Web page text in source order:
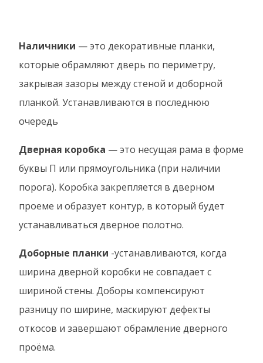
Наличники — это декоративные планки,
которые обрамляют дверь по периметру,
закрывая зазоры между стеной и доборной
планкой. Устанавливаются в последнюю
очередь
Дверная коробка — это несущая рама в форме
буквы П или прямоугольника (при наличии
порога). Коробка закрепляется в дверном
проеме и образует контур, в который будет
устанавливаться дверное полотно.
Доборные планки -устанавливаются, когда
ширина дверной коробки не совпадает с
шириной стены. Доборы компенсируют
разницу по ширине, маскируют дефекты
откосов и завершают обрамление дверного
проёма.